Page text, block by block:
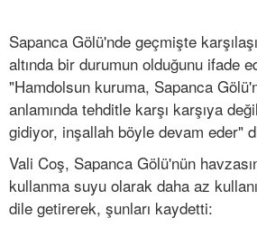
Sapanca Gölü'nde geçmişte
altında bir durumun olduğunu ifade
"Hamdolsun kuruma, Sapanca
anlamında tehditle karşı karşıya
gidiyor, inşallah böyle devam eder"
Vali Coş, Sapanca Gölü'nün
kullanma suyu olarak daha az
dile getirerek, şunları kaydetti: